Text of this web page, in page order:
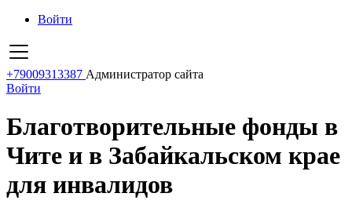
Войти
+79009313387 Администратор сайта
Войти
Благотворительные фонды в
Чите и в Забайкальском крае
для инвалидов